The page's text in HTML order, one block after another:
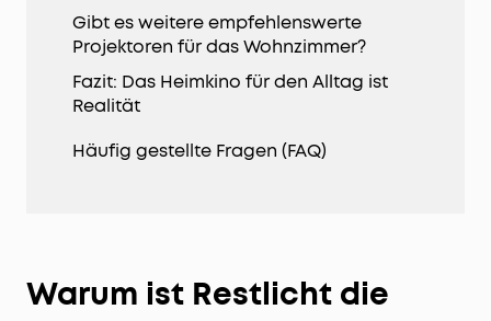
Gibt es weitere empfehlenswerte
Projektoren für das Wohnzimmer?
Fazit: Das Heimkino für den Alltag ist
Realität
Häufig gestellte Fragen (FAQ)
Warum ist Restlicht die